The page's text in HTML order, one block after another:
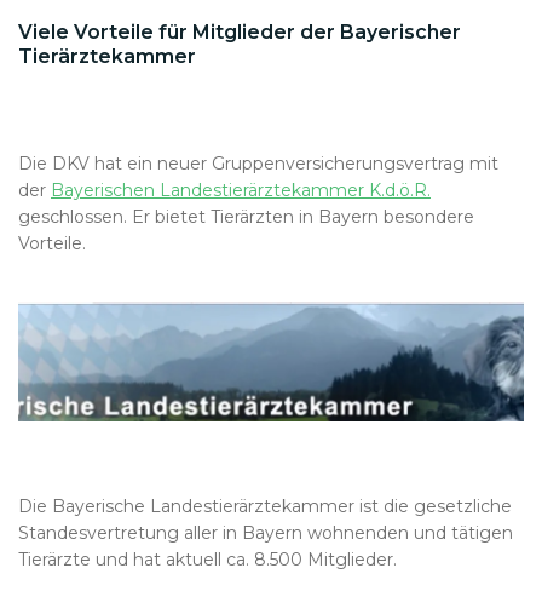
Viele Vorteile für Mitglieder der Bayerischer
Tierärztekammer
Die DKV hat ein neuer Gruppenversicherungsvertrag mit
der Bayerischen Landestierärztekammer K.d.ö.R.
geschlossen. Er bietet Tierärzten in Bayern besondere
Vorteile.
Die Bayerische Landestierärztekammer ist die gesetzliche
Standesvertretung aller in Bayern wohnenden und tätigen
Tierärzte und hat aktuell ca. 8.500 Mitglieder.